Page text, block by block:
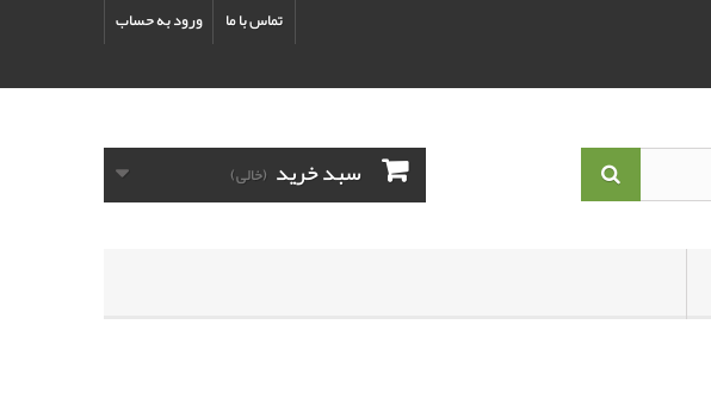
ورود به حساب تماس با ما
سبد خرید (خالی)